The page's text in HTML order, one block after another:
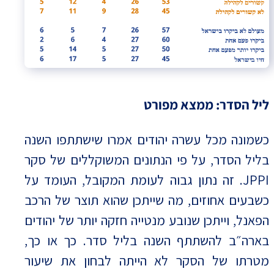
ליל הסדר: ממצא מפורט
כשמונה מכל עשרה יהודים אמרו שישתתפו השנה
בליל הסדר, על פי הנתונים המשוקללים של סקר
JPPI. זה נתון גבוה לעומת המקובל, העומד על
כשבעים אחוזים, מה שייתכן שהוא תוצר של הרכב
הפאנל, וייתכן שנובע מנטייה חזקה יותר של יהודים
בארה״ב להשתתף השנה בליל סדר. כך או כך,
מטרתו של הסקר לא הייתה לבחון את שיעור